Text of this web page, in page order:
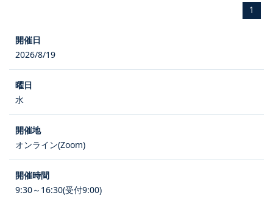
1
2026/8/19
水
オンライン(Zoom)
9:30～16:30(受付9:00)